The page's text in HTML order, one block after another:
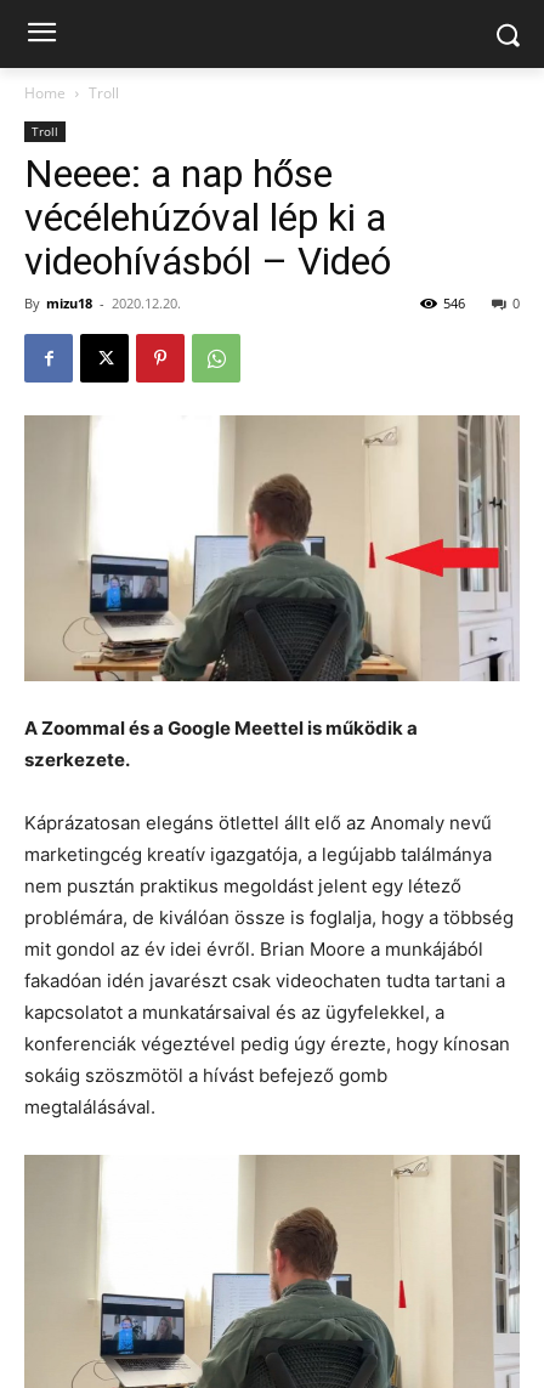
Home Troll
Troll
Neeee: a nap hőse
vécélehúzóval lép ki a
videohívásból – Videó
By mizu18 - 2020.12.20. 0
546
A Zoommal és a Google Meettel is működik a
szerkezete.
Káprázatosan elegáns ötlettel állt elő az Anomaly nevű
marketingcég kreatív igazgatója, a legújabb találmánya
nem pusztán praktikus megoldást jelent egy létező
problémára, de kiválóan össze is foglalja, hogy a többség
mit gondol az év idei évről. Brian Moore a munkájából
fakadóan idén javarészt csak videochaten tudta tartani a
kapcsolatot a munkatársaival és az ügyfelekkel, a
konferenciák végeztével pedig úgy érezte, hogy kínosan
sokáig szöszmötöl a hívást befejező gomb
megtalálásával.